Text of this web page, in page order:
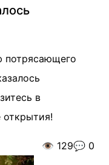
потрясающего
в
👁️ 129💬 0